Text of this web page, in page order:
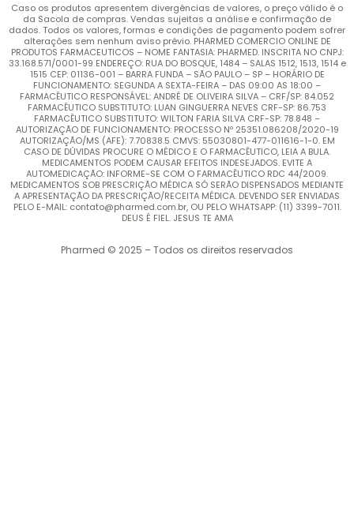
Caso os produtos apresentem divergências de valores, o preço válido é o
da Sacola de compras. Vendas sujeitas a análise e confirmação de
dados. Todos os valores, formas e condições de pagamento podem sofrer
alterações sem nenhum aviso prévio. PHARMED COMERCIO ONLINE DE
PRODUTOS FARMACEUTICOS – NOME FANTASIA: PHARMED. INSCRITA NO CNPJ:
33.168.571/0001-99 ENDEREÇO: RUA DO BOSQUE, 1484 – SALAS 1512, 1513, 1514 e
1515 CEP: 01136-001 – BARRA FUNDA – SÃO PAULO – SP – HORÁRIO DE
FUNCIONAMENTO: SEGUNDA A SEXTA-FEIRA – DAS 09:00 AS 18:00 –
FARMACÊUTICO RESPONSÁVEL: ANDRÉ DE OLIVEIRA SILVA – CRF/SP: 84.052
FARMACÊUTICO SUBSTITUTO: LUAN GINGUERRA NEVES CRF-SP: 86.753
FARMACÊUTICO SUBSTITUTO: WILTON FARIA SILVA CRF-SP: 78.848 –
AUTORIZAÇÃO DE FUNCIONAMENTO: PROCESSO Nº 25351.086208/2020-19
AUTORIZAÇÃO/MS (AFE): 7.70838.5 CMVS: 55030801-477-011616-1-0. EM
CASO DE DÚVIDAS PROCURE O MÉDICO E O FARMACÊUTICO, LEIA A BULA.
MEDICAMENTOS PODEM CAUSAR EFEITOS INDESEJADOS. EVITE A
AUTOMEDICAÇÃO: INFORME-SE COM O FARMACÊUTICO RDC 44/2009.
MEDICAMENTOS SOB PRESCRIÇÃO MÉDICA SÓ SERÃO DISPENSADOS MEDIANTE
A APRESENTAÇÃO DA PRESCRIÇÃO/RECEITA MÉDICA. DEVENDO SER ENVIADAS
PELO E-MAIL: contato@pharmed.com.br, OU PELO WHATSAPP: (11) 3399-7011.
DEUS É FIEL. JESUS TE AMA
Pharmed © 2025 – Todos os direitos reservados